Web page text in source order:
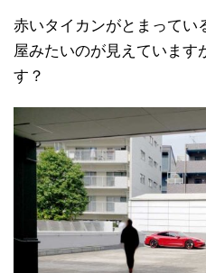
赤いタイカンがとまってい
屋みたいのが見えています
す？